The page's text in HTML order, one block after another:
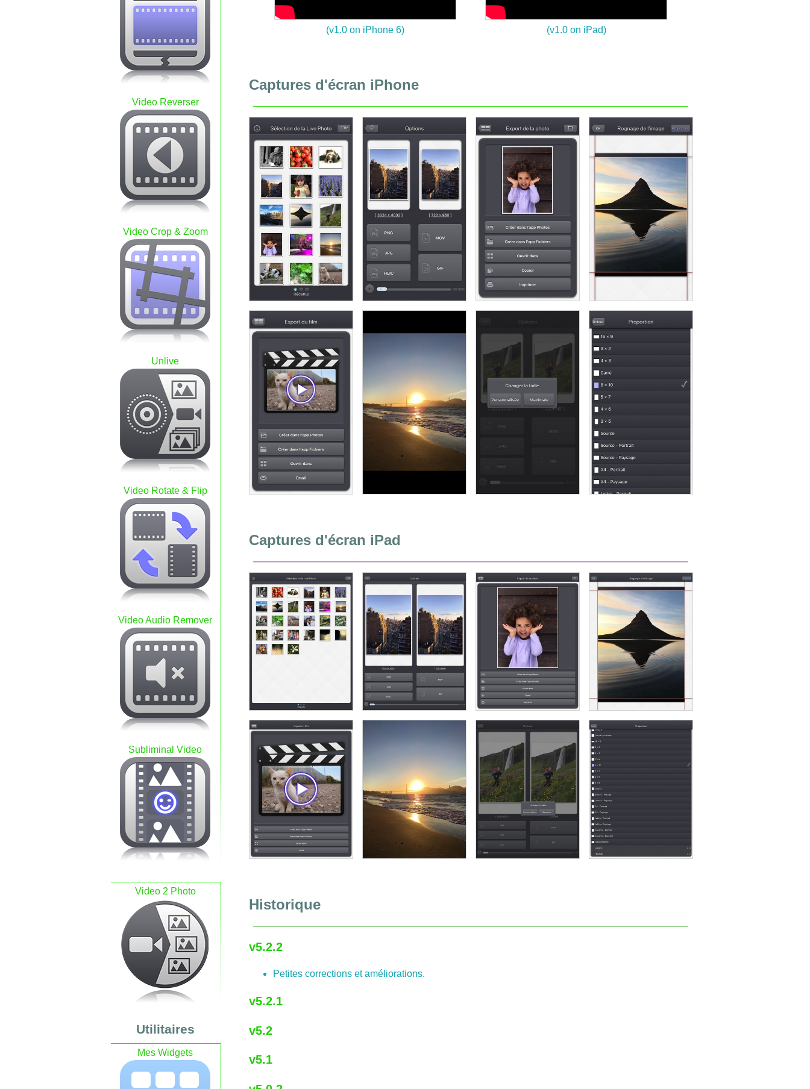
Video Reverser
Video Crop & Zoom
Unlive
Video Rotate & Flip
Video Audio Remover
Subliminal Video
Video 2 Photo
Utilitaires
Mes Widgets
(v1.0 on iPhone 6) (v1.0 on iPad)
Captures d'écran iPhone
Captures d'écran iPad
Historique
v5.2.2
Petites corrections et améliorations.
v5.2.1
v5.2
v5.1